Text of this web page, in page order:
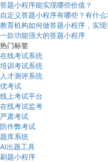
答题小程序能实现哪些价值？
自定义答题小程序有哪些？有什么
教育机构如何做答题小程序，实
一款功能强大的答题小程序
热门标签
在线考试系统
培训考试系统
人才测评系统
优考试
线上考试平台
在线考试监考
严肃考试
防作弊考试
题库系统
AI出题工具
刷题小程序